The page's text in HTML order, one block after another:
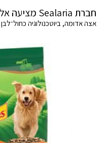
חברת Sealaria מציעה אלטרנטיבה מדעית לשוק הטיפוח
אצה אדומה, ביוטכנולוגיה